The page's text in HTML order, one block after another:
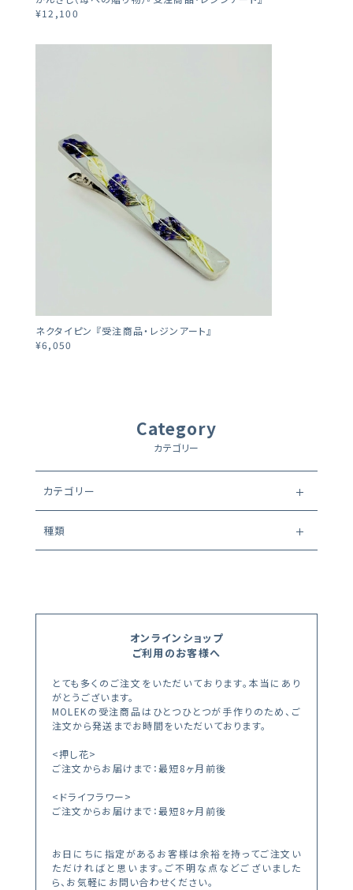
¥12,100
ネクタイピン 『受注商品・レジンアート』
¥6,050
Category
カテゴリー
カテゴリー
種類
オンラインショップ
ご利用のお客様へ
とても多くのご注文をいただいております。本当にあり
がとうございます。
MOLEKの受注商品はひとつひとつが手作りのため、ご
注文から発送までお時間をいただいております。
<押し花>
ご注文からお届けまで：最短8ヶ月前後
<ドライフラワー>
ご注文からお届けまで：最短8ヶ月前後
お日にちに指定があるお客様は余裕を持ってご注文い
ただければと思います。ご不明な点などございました
ら、お気軽にお問い合わせください。